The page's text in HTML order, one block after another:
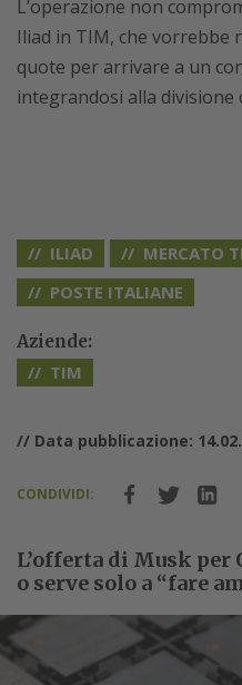
L’operazione non
Iliad in TIM, che vorrebbe
quote per arrivare a un
integrandosi alla divisione
ILIAD
MERCATO
POSTE ITALIANE
Aziende:
TIM
// Data pubblicazione:
CONDIVIDI:
L’offerta di Musk per
o serve solo a “fare